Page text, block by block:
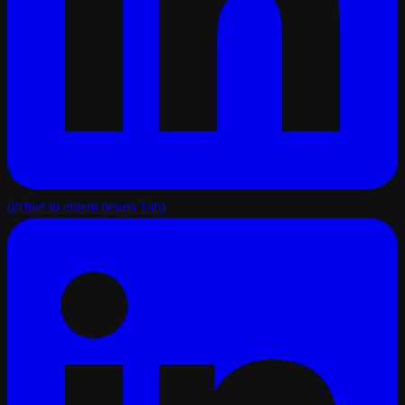
(öffnet in einem neuen Tab)